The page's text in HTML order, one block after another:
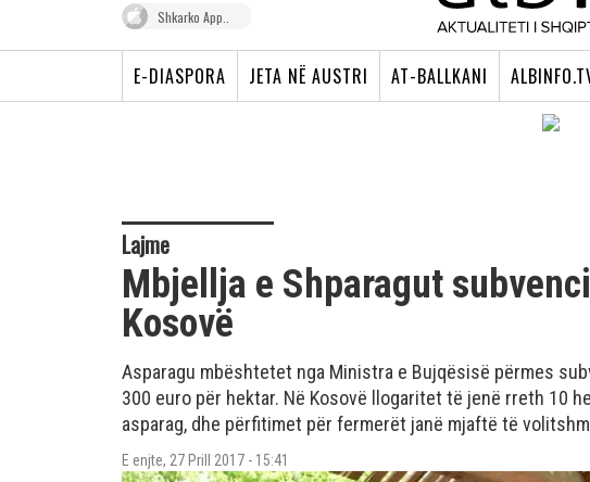
Shkarko App..
E-DIASPORA JETA NË AUSTRI AT-BALLKANI
Lajme
Mbjellja e Shparagut
Kosovë
Asparagu mbështetet nga Ministra e Bujqësisë përmes
300 euro për hektar. Në Kosovë llogaritet të jenë rreth 10
asparag, dhe përfitimet për fermerët janë mjaftë të
E enjte, 27 Prill 2017 - 15:41